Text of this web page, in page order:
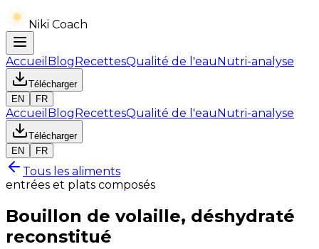
Niki Coach
Accueil BlogRecettesQualité de l'eauNutri-analyse
Télécharger
EN
FR
Accueil BlogRecettesQualité de l'eauNutri-analyse
Télécharger
EN
FR
Tous les aliments
entrées et plats composés
Bouillon de volaille, déshydraté
reconstitué